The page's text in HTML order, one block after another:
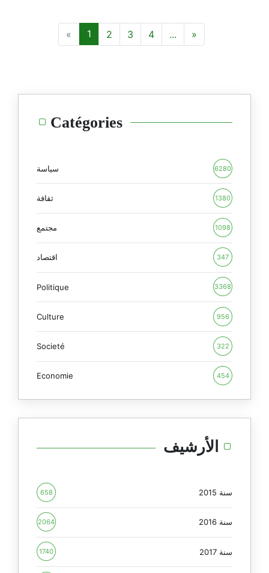
1 2 3 4 ...
Catégories
سياسة 6280
ثقافة 1380
مجتمع 1098
اقتصاد 347
Politique 3368
Culture 956
Societé 322
Economie 454
الأرشيف
سنة 2015 658
سنة 2016 2064
سنة 2017 1740